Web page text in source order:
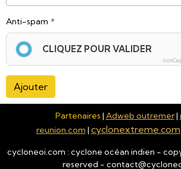
Anti-spam
CLIQUEZ POUR VALIDER
Ajouter
Partenaires | Adweb outremer|
reunion.com | cyclonextreme.com
cycloneoi.com : cyclone océan indien -
reserved -